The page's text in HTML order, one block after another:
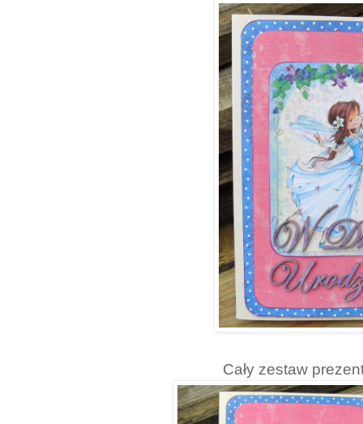
Cały zestaw